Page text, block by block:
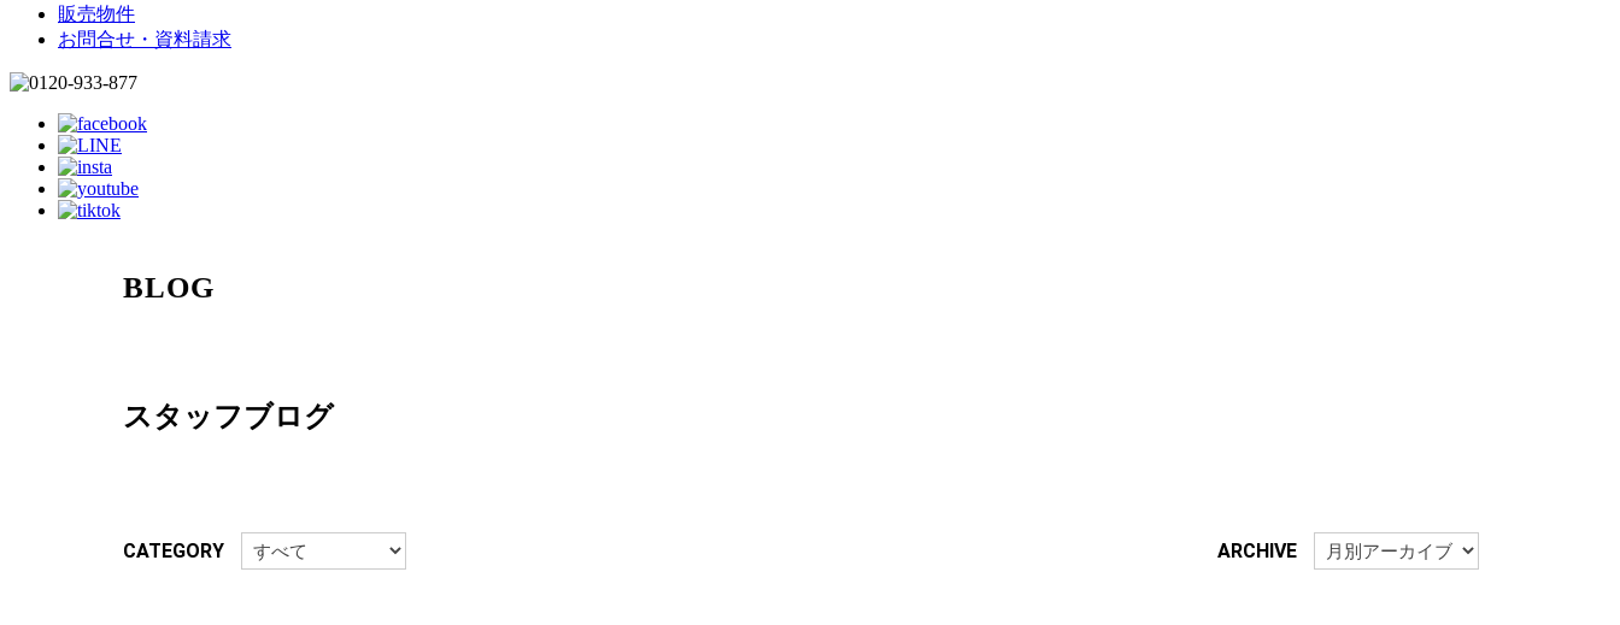
販売物件
お問合せ・資料請求
BLOG
スタッフブログ
CATEGORY ARCHIVE